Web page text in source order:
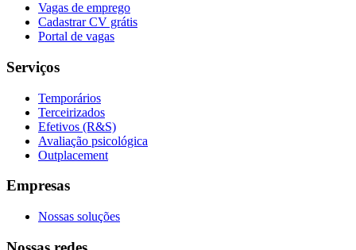
Vagas de emprego
Cadastrar CV grátis
Portal de vagas
Serviços
Temporários
Terceirizados
Efetivos (R&S)
Avaliação psicológica
Outplacement
Empresas
Nossas soluções